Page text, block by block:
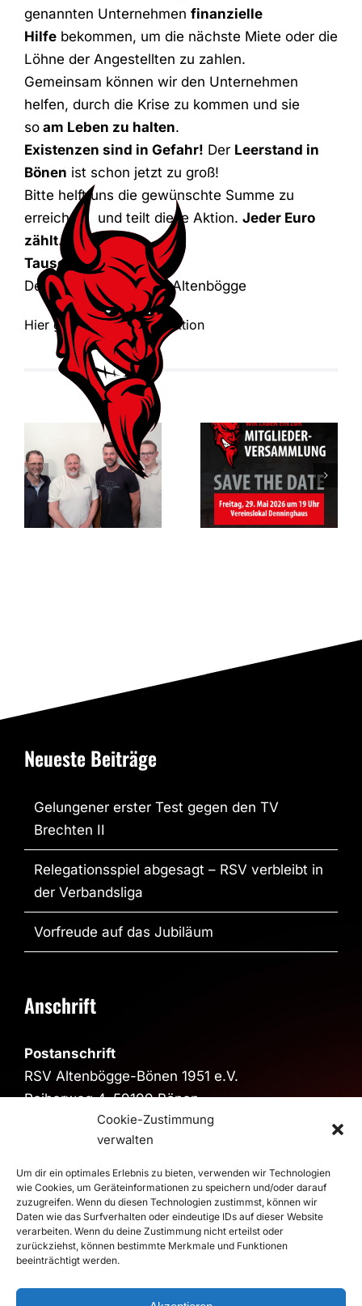
Cookie-Zustimmung
verwalten
Um dir ein optimales Erlebnis zu bieten, verwenden wir Technologien
wie Cookies, um Geräteinformationen zu speichern und/oder darauf
zuzugreifen. Wenn du diesen Technologien zustimmst, können wir
Daten wie das Surfverhalten oder eindeutige IDs auf dieser Website
verarbeiten. Wenn du deine Zustimmung nicht erteilst oder
zurückziehst, können bestimmte Merkmale und Funktionen
beeinträchtigt werden.
genannten Unternehmen finanzielle
Hilfebekommen, um die nächste Miete oder die
Löhne der Angestellten zu zahlen.
Gemeinsam können wir den Unternehmen
helfen, durch die Krise zu kommen und sie
soam Leben zu halten.
Existenzen sind in Gefahr! Der Leerstand in
Bönen ist schon jetzt zu groß!
Bitte helft uns die gewünschte Summe zu
erreichen, und teilt diese Aktion. Jeder Euro
zählt.
Tausend Dank!
Der Vorstand des RSV Altenbögge
Hier gehts zur Spendenaktion
Vorfreude auf
das Jubiläum
des RSV
Altenbögge-
Bönen 1951
e.V.
Neueste Beiträge
Gelungener erster Test gegen den TV
Brechten II
Relegationsspiel abgesagt – RSV verbleibt in
der Verbandsliga
Vorfreude auf das Jubiläum
Anschrift
Postanschrift
RSV Altenbögge-Bönen 1951 e.V.
Reiherweg 4, 59199 Bönen
Pestalozzistraße, 59199 Bönen
>Route
© 2026 RSV Altenbögge-Bönen 1951 e.V. Handball - Die
Realisierung duwomedia